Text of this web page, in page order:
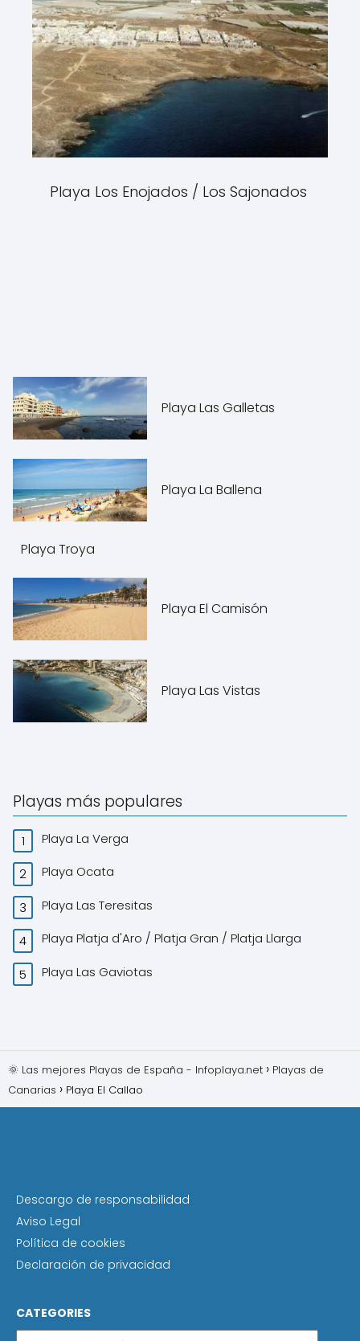
Playa Los Enojados / Los Sajonados
Playa Las Galletas
Playa La Ballena
Playa Troya
Playa El Camisón
Playa Las Vistas
Playas más populares
Playa La Verga
Playa Ocata
Playa Las Teresitas
Playa Platja d'Aro / Platja Gran / Platja Llarga
Playa Las Gaviotas
🌞 Las mejores Playas de España - Infoplaya.net
Playas de
Canarias
Playa El Callao
Descargo de responsabilidad
Aviso Legal
Política de cookies
Declaración de privacidad
CATEGORIES